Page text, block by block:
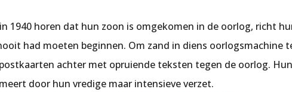
1940 horen dat hun zoon is omgekomen in de oorlog, richt
had moeten beginnen. Om zand in diens oorlogsmachine
achter met opruiende teksten tegen de oorlog. Hun
door hun vredige maar intensieve verzet.